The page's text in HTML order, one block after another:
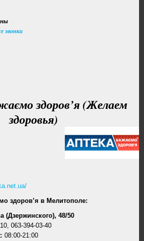
звонки
здоров’я (Желаем
здоровья)
здоров’я в Мелитополе:
(Дзержинского), 48/50
063-394-03-40
08:00-21:00